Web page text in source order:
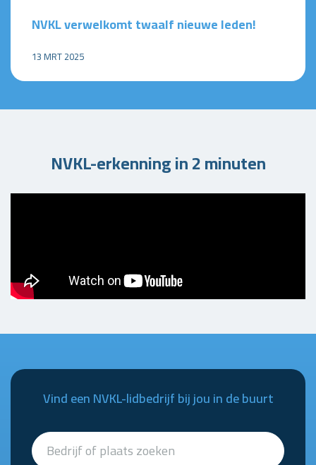
NVKL verwelkomt twaalf nieuwe leden!
13 MRT 2025
NVKL-erkenning in 2 minuten
Vind een NVKL-lidbedrijf bij jou in de buurt